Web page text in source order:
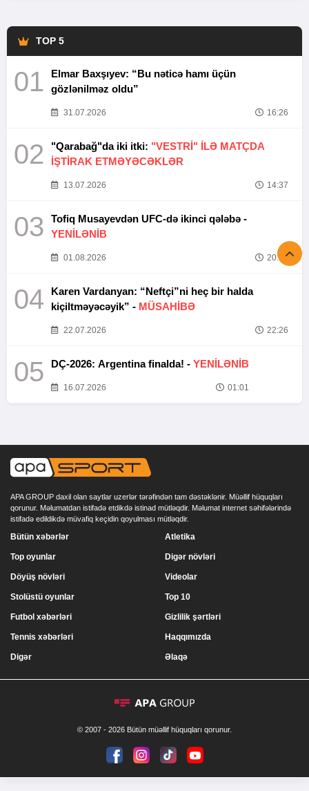
TOP 5
01
Elmar Baxşıyev: “Bu nəticə hamı üçün
gözlənilməz oldu”
31.07.2026 16:26
02 "Qarabağ"da iki itki: "VESTRİ" İLƏ MATÇDA
İŞTİRAK ETMƏYƏCƏKLƏR
13.07.2026 14:37
03
Tofiq Musayevdən UFC-də ikinci qələbə -
YENİLƏNİB
01.08.2026 20:52
04
Karen Vardanyan: “Neftçi”ni heç bir halda
kiçiltməyəcəyik” - MÜSAHİBƏ
22.07.2026 22:26
05 DÇ-2026: Argentina finalda! - YENİLƏNİB
16.07.2026 01:01
APA GROUP daxil olan saytlar uzerlər tərəfindən tam dəstəklənir. Müəllif hüquqları
qorunur. Məlumatdan istifadə etdikdə istinad mütləqdir. Məlumat internet səhifələrində
istifadə edildikdə müvafiq keçidin qoyulması mütləqdir.
Bütün xəbərlər
Top oyunlar
Döyüş növləri
Stolüstü oyunlar
Atletika
Digər növləri
Videolar
Top 10
Futbol xəbərləri
Tennis xəbərləri
Digər
Gizlilik şərtləri
Haqqımızda
Əlaqə
© 2007 - 2026 Bütün müəllif hüquqları qorunur.